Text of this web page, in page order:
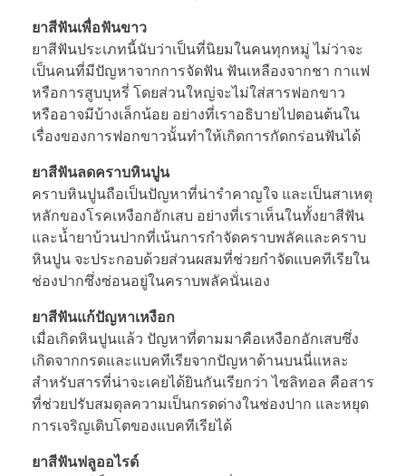
ยาสีฟันเพื่อฟันขาว
ยาสีฟันประเภทนี้นับว่าเป็นที่นิยมในคนทุกหมู่ ไม่ว่าจะ
เป็นคนที่มีปัญหาจากการจัดฟัน ฟันเหลืองจากชา กาแฟ
หรือการสูบบุหรี่ โดยส่วนใหญ่จะไม่ใส่สารฟอกขาว
หรืออาจมีบ้างเล็กน้อย อย่างที่เราอธิบายไปตอนต้นใน
เรื่องของการฟอกขาวนั้นทำให้เกิดการกัดกร่อนฟันได้
ยาสีฟันลดคราบหินปูน
คราบหินปูนถือเป็นปัญหาที่น่ารำคาญใจ และเป็นสาเหตุ
หลักของโรคเหงือกอักเสบ อย่างที่เราเห็นในทั้งยาสีฟัน
และน้ำยาบ้วนปากที่เน้นการกำจัดคราบพลัคและคราบ
หินปูน จะประกอบด้วยส่วนผสมที่ช่วยกำจัดแบคทีเรียใน
ช่องปากซึ่งซ่อนอยู่ในคราบพลัคนั่นเอง
ยาสีฟันแก้ปัญหาเหงือก
เมื่อเกิดหินปูนแล้ว ปัญหาที่ตามมาคือเหงือกอักเสบซึ่ง
เกิดจากกรดและแบคทีเรียจากปัญหาด้านบนนี่แหละ
สำหรับสารที่น่าจะเคยได้ยินกันเรียกว่า ไซลิทอล คือสาร
ที่ช่วยปรับสมดุลความเป็นกรดด่างในช่องปาก และหยุด
การเจริญเติบโตของแบคทีเรียได้
ยาสีฟันฟลูออไรด์